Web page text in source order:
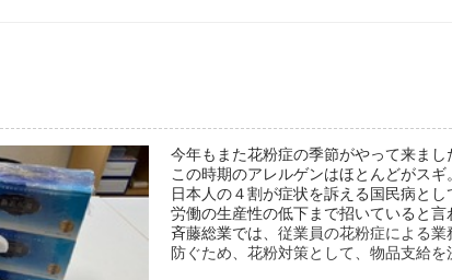
今年もまた花粉症の季節がやって来まし
この時期のアレルゲンはほとんどがスギ
日本人の４割が症状を訴える国民病とし
労働の生産性の低下まで招いていると言
斉藤総業では、従業員の花粉症による業
防ぐため、花粉対策として、物品支給を